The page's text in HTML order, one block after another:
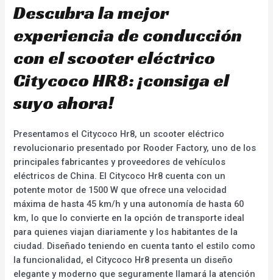
Descubra la mejor
experiencia de conducción
con el scooter eléctrico
Citycoco HR8: ¡consiga el
suyo ahora!
Presentamos el Citycoco Hr8, un scooter eléctrico
revolucionario presentado por Rooder Factory, uno de los
principales fabricantes y proveedores de vehículos
eléctricos de China. El Citycoco Hr8 cuenta con un
potente motor de 1500 W que ofrece una velocidad
máxima de hasta 45 km/h y una autonomía de hasta 60
km, lo que lo convierte en la opción de transporte ideal
para quienes viajan diariamente y los habitantes de la
ciudad. Diseñado teniendo en cuenta tanto el estilo como
la funcionalidad, el Citycoco Hr8 presenta un diseño
elegante y moderno que seguramente llamará la atención